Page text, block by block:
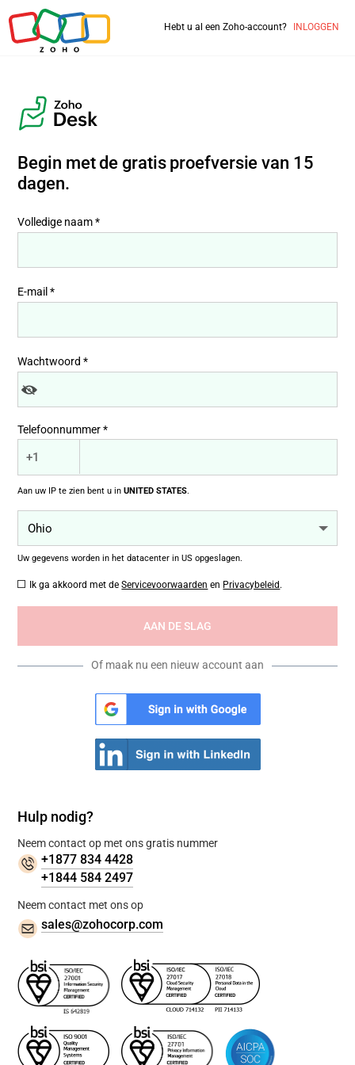
Hebt u al een Zoho-account? INLOGGEN
Begin met de gratis proefversie van 15
dagen.
Volledige naam *
E-mail *
Wachtwoord *
+1
Telefoonnummer *
Aan uw IP te zien bent u in UNITED STATES.
Uw gegevens worden in het datacenter inUSopgeslagen.
Ik ga akkoord met deServicevoorwaarden en Privacybeleid .
Of maak nu een nieuw account aan
Hulp nodig?
Neem contact op met ons gratis nummer
+1877 834 4428
+1844 584 2497
Neem contact met ons op
sales@zohocorp.com